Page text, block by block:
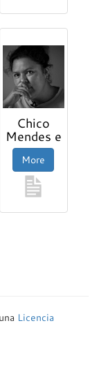
Chico
Mendes e
Berta
Cáceres
More
Licencia